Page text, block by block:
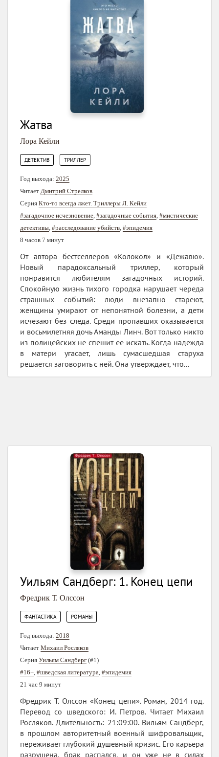
Жатва
Лора Кейли
ДЕТЕКТИВ ТРИЛЛЕР
Год выхода: 2025
Читает Дмитрий Стрелков
Серия Кто-то всегда лжет. Триллеры Л. Кейли
#загадочное исчезновение #загадочные события #мистические
детективы #расследование убийств #эпидемия
8 часов 7 минут
От автора бестселлеров «Колокол» и «Дежавю».
Новый парадоксальный триллер, который
понравится любителям загадочных историй.
Спокойную жизнь тихого городка нарушает череда
страшных событий: люди внезапно стареют,
женщины умирают от непонятной болезни, а дети
исчезают без следа. Среди пропавших оказывается
и восьмилетняя дочь Аманды Линч. Вот только никто
из полицейских не спешит ее искать. Когда надежда
в матери угасает, лишь сумасшедшая старуха
решается заговорить с ней. Она утверждает, что...
Уильям Сандберг: 1. Конец цепи
Фредрик Т. Олссон
ФАНТАСТИКА РОМАНЫ
Год выхода: 2018
Читает Михаил Росляков
Серия Уильям Сандберг (#1)
#16+ #шведская литература #эпидемия
21 час 9 минут
Фредрик Т. Олссон «Конец цепи». Роман, 2014 год.
Перевод со шведского: И. Петров. Читает Михаил
Росляков. Длительность: 21:09:00. Вильям Сандберг,
в прошлом авторитетный военный шифровальщик,
переживает глубокий душевный кризис. Его карьера
разрушена, брак распался, и он уже не в силах